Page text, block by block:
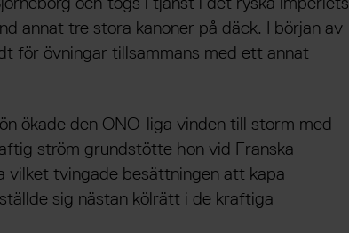
annat tre stora kanoner på däck. I början av
för övningar tillsammans med ett annat
ökade den ONO-liga vinden till storm med
ström grundstötte hon vid Franska
vilket tvingade besättningen att kapa
sig nästan kölrätt i de kraftiga